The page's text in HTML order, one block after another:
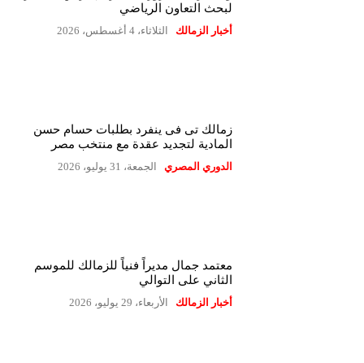
لبحث التعاون الرياضي
أخبار الزمالك الثلاثاء، 4 أغسطس، 2026
زمالك تى فى ينفرد بطلبات حسام حسن
المادية لتجديد عقدة مع منتخب مصر
الدوري المصري الجمعة، 31 يوليو، 2026
معتمد جمال مديراً فنياً للزمالك للموسم
الثاني على التوالي
أخبار الزمالك الأربعاء، 29 يوليو، 2026